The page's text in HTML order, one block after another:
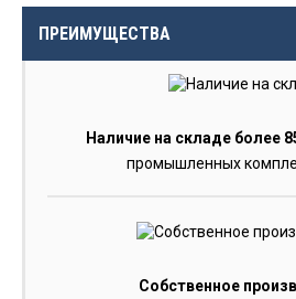
ПРЕИМУЩЕСТВА
Наличие на складе более
промышленных
Собственное